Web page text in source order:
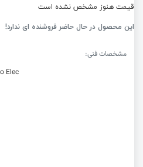
قیمت هنوز مشخص نشده است
این محصول در حال حاضر فروشنده ای ندارد!
مشخصات فنی:
Elec